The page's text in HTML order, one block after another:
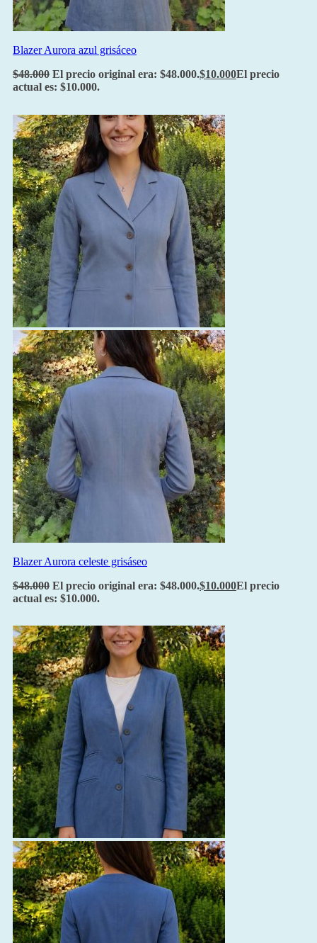
Blazer Aurora azul grisáceo
$48.000 El precio original era: $48.000.$10.000El precio
actual es: $10.000.
Blazer Aurora celeste grisáseo
$48.000 El precio original era: $48.000.$10.000El precio
actual es: $10.000.